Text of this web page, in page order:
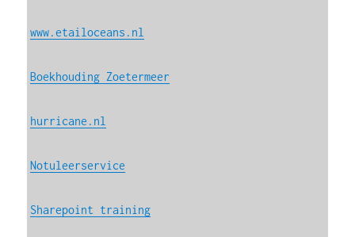
www.etailoceans.nl
Boekhouding Zoetermeer
hurricane.nl
Notuleerservice
Sharepoint training